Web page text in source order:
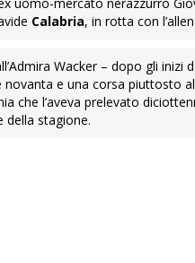
Calabria, in rotta con
Wacker – dopo gli
e una corsa piuttosto
che l’aveva prelevato
della stagione.